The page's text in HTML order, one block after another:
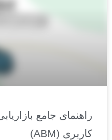
راهنمای جامع
کاربری (ABM)